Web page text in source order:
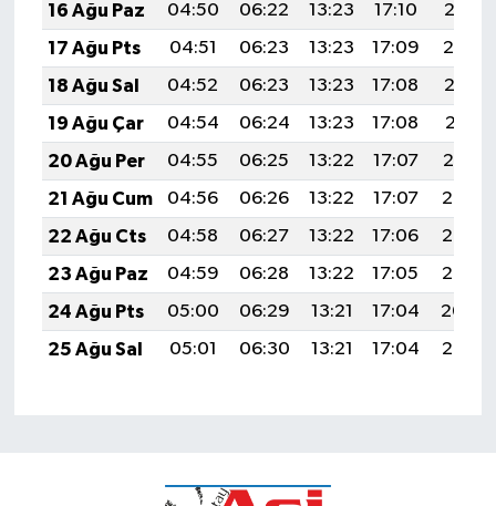
16 Ağu Paz
04:50 06:22 13:23 17:10
20:15
17 Ağu Pts
04:51 06:23 13:23 17:09
20:14
18 Ağu Sal
04:52 06:23 13:23 17:08
20:13
19 Ağu Çar
04:54 06:24 13:23 17:08
20:11
20 Ağu Per
04:55 06:25 13:22 17:07
20:10
21 Ağu Cum
04:56 06:26 13:22 17:07
20:08
22 Ağu Cts
04:58 06:27 13:22 17:06
20:07
23 Ağu Paz
04:59 06:28 13:22 17:05
20:06
24 Ağu Pts
05:00 06:29 13:21 17:04
20:04
25 Ağu Sal
05:01 06:30 13:21 17:04 20:03